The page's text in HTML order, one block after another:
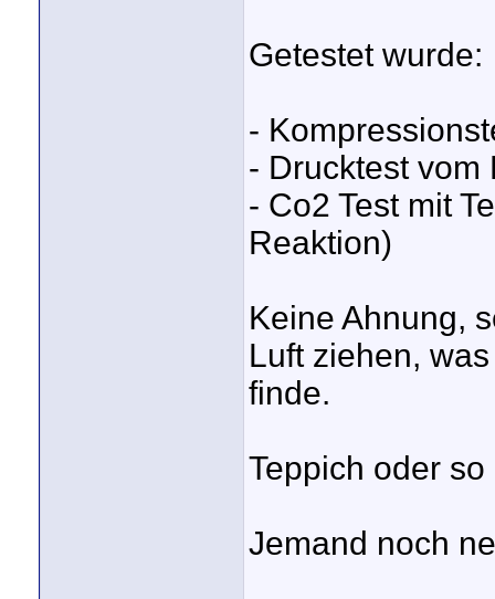
Getestet wurde:
-
- Drucktest vom
- Co2 Test mit
Reaktion)
Keine Ahnung,
Luft ziehen,
finde.
Teppich oder
Jemand noch